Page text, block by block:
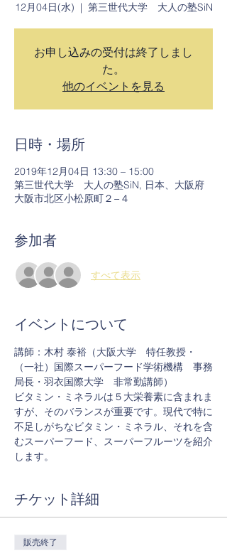
12月04日(水)
  |
第三世代大学 大人の塾SiN
お申し込みの受付は終了しまし
た。
他のイベントを見る
日時・場所
2019年12月04日 13:30 – 15:00
第三世代大学 大人の塾SiN, 日本、大阪府
大阪市北区小松原町２−４
参加者
すべて表示
イベントについて
講師：木村 泰裕（大阪大学　特任教授・
（一社）国際スーパーフード学術機構　事務
局長・羽衣国際大学　非常勤講師）
ビタミン・ミネラルは５大栄養素に含まれま
すが、そのバランスが重要です。現代で特に
不足しがちなビタミン・ミネラル、それを含
むスーパーフード、スーパーフルーツを紹介
します。
チケット詳細
販売終了